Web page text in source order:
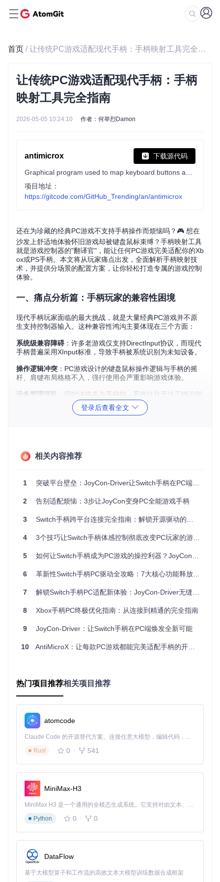
首页 / 让传统PC游戏适配现代手柄：手柄映射工具完全指南
让传统PC游戏适配现代手柄：手柄
映射工具完全指南
2026-05-05 10:24:10 作者：何举烈Damon
antimicrox 下载源代码
项目地址：
https://gitcode.com/GitHub_Trending/an/antimicrox
还在为珍藏的经典PC游戏不支持手柄操作而烦恼吗？🎮 想在
沙发上舒适地体验怀旧游戏却被键盘鼠标束缚？手柄映射工具
就是游戏控制器的"翻译官"，能让任何PC游戏完美适配你的Xb
ox或PS手柄。本文将从玩家痛点出发，全面解析手柄映射技
术，并提供分场景的配置方案，让你轻松打造专属的游戏控制
体验。
一、痛点分析篇：手柄玩家的兼容性困境
现代手柄玩家面临的最大挑战，就是大量经典PC游戏并不原
生支持控制器输入。这种兼容性鸿沟主要体现在三个方面：
系统级兼容障碍：许多老游戏仅支持DirectInput协议，而现代
手柄普遍采用XInput标准，导致手柄被系统识别为未知设备。
操作逻辑冲突 ：PC游戏设计的键盘鼠标操作逻辑与手柄的摇
杆、肩键布局格格不入，强行使用会严重影响游戏体验。
设备管理混乱
：同时连接多个手柄时，系统往往无法正确识别
和区分不同设备，造成配置丢失或冲突。
二、工具解析篇：核心功能与技术原理
手柄输入"翻译"成游戏能够理解的键盘鼠标信号。其核心功能
主要包括：
1. 直观的按键映射界面
工具提供可视化的手柄按键布局，让你可以轻松将键盘按键分
配置快速切换。
2. 专业的摇杆校准系统
死区设置（摇杆不产生输入的最小操作范围）是提升控制精度
敏度和响应曲线。
间，帮助你创建一键连招或自动化操作，大幅提升游戏效率。
4. 多主题界面切换
提供深色和浅色两种主题选择，满足不同使用环境下的视觉需
通过SDL游戏控制器API，工具能够将各种品牌手柄抽象为统
一标准，解决底层设备兼容性问题，确保不同手柄都能正常工
三、场景应用篇：分游戏类型的配置方案
不同类型的游戏需要不同的手柄配置策略，以下是针对主流游
登录后查看全文
相关内容推荐
1 突破平台壁垒：JoyCon-Driver让Switch手柄在PC端焕发新生的完全指南
2 告别适配烦恼：3步让JoyCon变身PC全能游戏手柄
3 Switch手柄跨平台连接完全指南：解锁开源驱动的无限可能
4 3个技巧让Switch手柄体感控制彻底改变PC玩家的游戏体验 - JoyCon-Driver完全指南
5 如何让Switch手柄成为PC游戏的操控利器？JoyCon-Driver跨平台适配全攻略
6 革新性Switch手柄PC驱动全攻略：7大核心功能释放跨平台游戏潜力
7 解锁Switch手柄PC适配新体验：JoyCon-Driver无缝连接指南
8 Xbox手柄PC终极优化指南：从连接到精通的完全指南
9 JoyCon-Driver：让Switch手柄在PC端焕发全新可能
10 AntiMicroX：让每款PC游戏都能完美适配手柄的开源映射工具
热门项目推荐相关项目推荐
atomcode
Claude Code 的开源替代方案。连接任意大模型，编辑代码，运行命令，自动验证 — 全自动执行。用 Rust 构建，极致性能。 ｜ An open-source alternative to Claude Code. Connect any LLM, edit code, run commands, and verify changes — autonomously. Built in Rust for speed. Get Started
Rust
0 541
MiniMax-H3
MiniMax H3 是一个通用的全模态生成系统。它支持对由文本、图像、视频和音频组成的多模态上下文进行统一理解，并能生成分辨率高达 2K、时长可达 15 秒的带原生立体声音频的视频。得益于面向任务泛化的系统设计，H3 在预训练阶段就已具备广泛的多模态上下文理解与生成能力，能够出色地执行复杂的多模态指令。
Python
0 0
DataFlow
基于大模型算子和工作流的高效文本大模型训练数据合成框架